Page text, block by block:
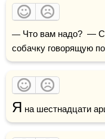
— Что вам надо?  — Со Пскова я — странница — пришла
собачку говорящую
Я на шестнадцати